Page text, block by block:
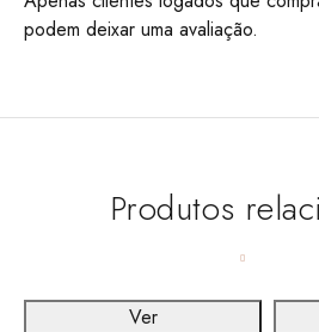
podem deixar uma avaliação.
Produtos
Ver